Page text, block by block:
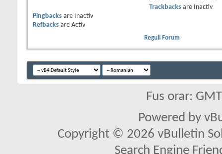
Trackbacksare
Inactiv
Pingbacks are
Inactiv
Refbacks are Activ
Reguli Forum
Fus orar:
Powered by
Copyright © 2026 vBulletin
Search Engine